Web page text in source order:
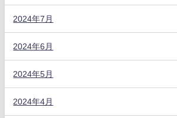
2024年7月
2024年6月
2024年5月
2024年4月